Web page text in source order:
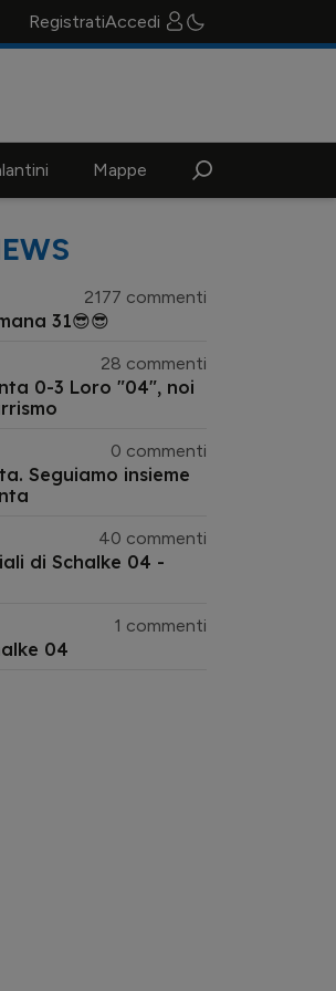
RegistratiAccedi
Mappe
2177 commenti
31😎😎
28 commenti
0-3 Loro "04", noi
0 commenti
Seguiamo insieme
40 commenti
di Schalke 04 -
1 commenti
04